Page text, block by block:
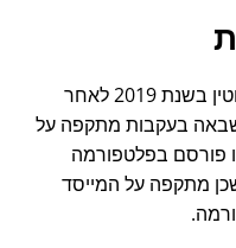
מייסד הפרויקט סגר את עסקיו לחלוטין בשנת 2019 לאחר
בעקבות מתקפה על
2015-2019. סיפורו פורסם בפלטפורמה
מתקפה על המייסד